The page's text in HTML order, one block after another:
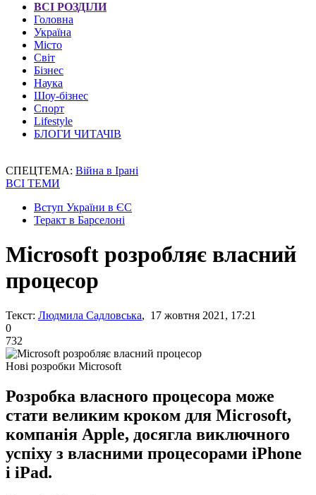
ВСІ РОЗДІЛИ
Головна
Україна
Місто
Світ
Бізнес
Наука
Шоу-бізнес
Спорт
Lifestyle
БЛОГИ ЧИТАЧІВ
СПЕЦТЕМА: Війна в Ірані
ВСІ ТЕМИ
Вступ України в ЄС
Теракт в Барселоні
Microsoft розробляє власний
процесор
Текст: Людмила Садловська, 17 жовтня 2021, 17:21
0
732
Нові розробки Microsoft
Розробка власного процесора може
стати великим кроком для Microsoft,
компанія Apple, досягла виключного
успіху з власними процесорами iPhone
і iPad.